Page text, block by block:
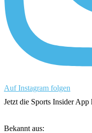
Auf Instagram folgen
Jetzt die Sports Insider App
Bekannt aus: